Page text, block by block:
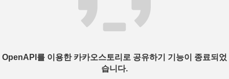
OpenAPI를 이용한 카카오스토리로 공유하기 기능이 종료되었
습니다.